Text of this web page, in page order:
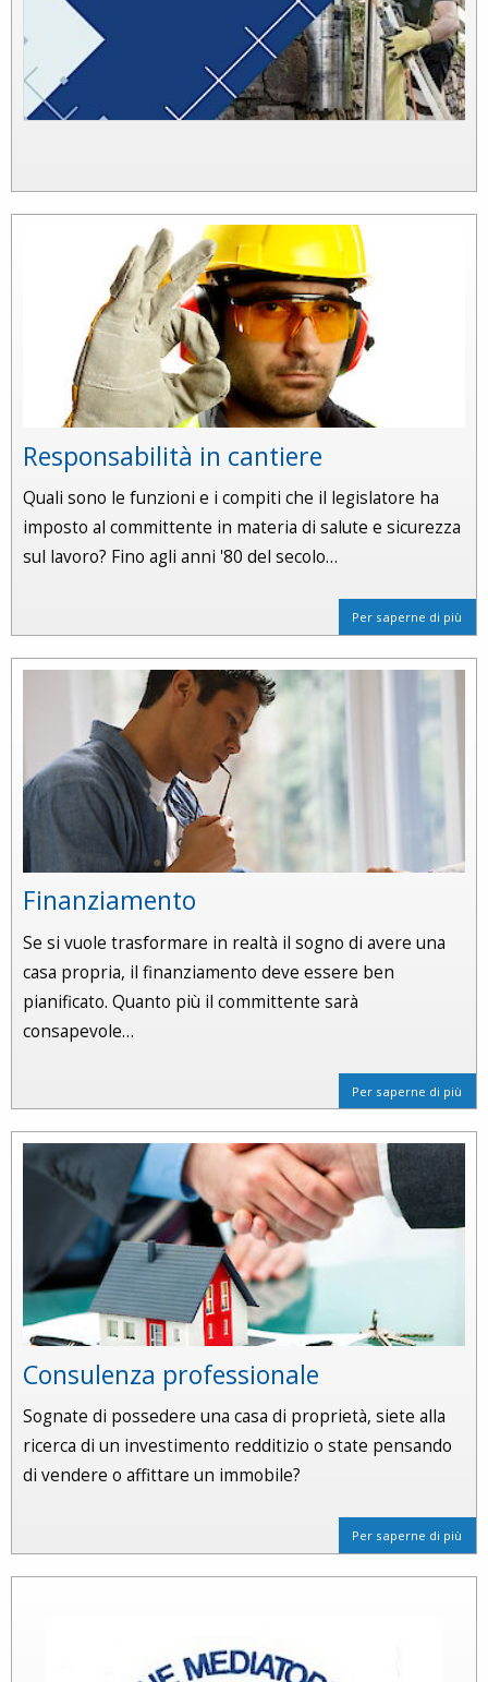
Responsabilità in cantiere
Quali sono le funzioni e i compiti che il legislatore ha
imposto al committente in materia di salute e sicurezza
sul lavoro? Fino agli anni '80 del secolo…
Per saperne di più
Finanziamento
Se si vuole trasformare in realtà il sogno di avere una
casa propria, il finanziamento deve essere ben
pianificato. Quanto più il committente sarà
consapevole…
Per saperne di più
Consulenza professionale
Sognate di possedere una casa di proprietà, siete alla
ricerca di un investimento redditizio o state pensando
di vendere o affittare un immobile?
Per saperne di più